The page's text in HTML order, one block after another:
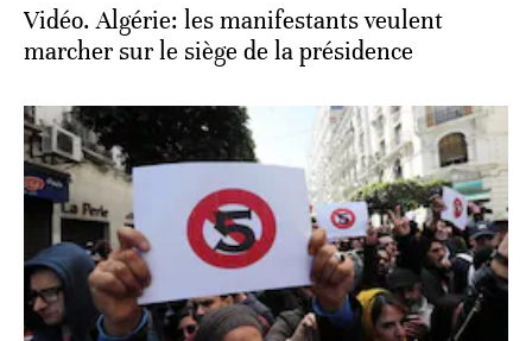
Vidéo. Algérie: les manifestants veulent
marcher sur le siège de la présidence